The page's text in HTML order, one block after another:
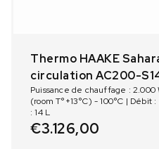
Thermo HAAKE
circulation AC200-
Puissance de chauffage :
(room T°+13°C) - 100°C |
: 14 L
€3.126,00